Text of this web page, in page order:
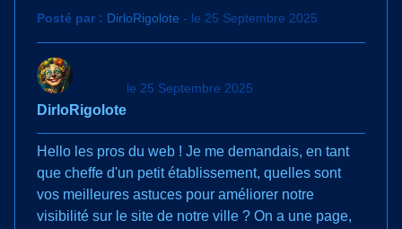
Posté par : DirloRigolote - le 25 Septembre 2025
DirloRigolote
le 25 Septembre 2025
Hello les pros du web ! Je me demandais, en tant
que cheffe d'un petit établissement, quelles sont
vos meilleures astuces pour améliorer notre
visibilité sur le site de notre ville ? On a une page,